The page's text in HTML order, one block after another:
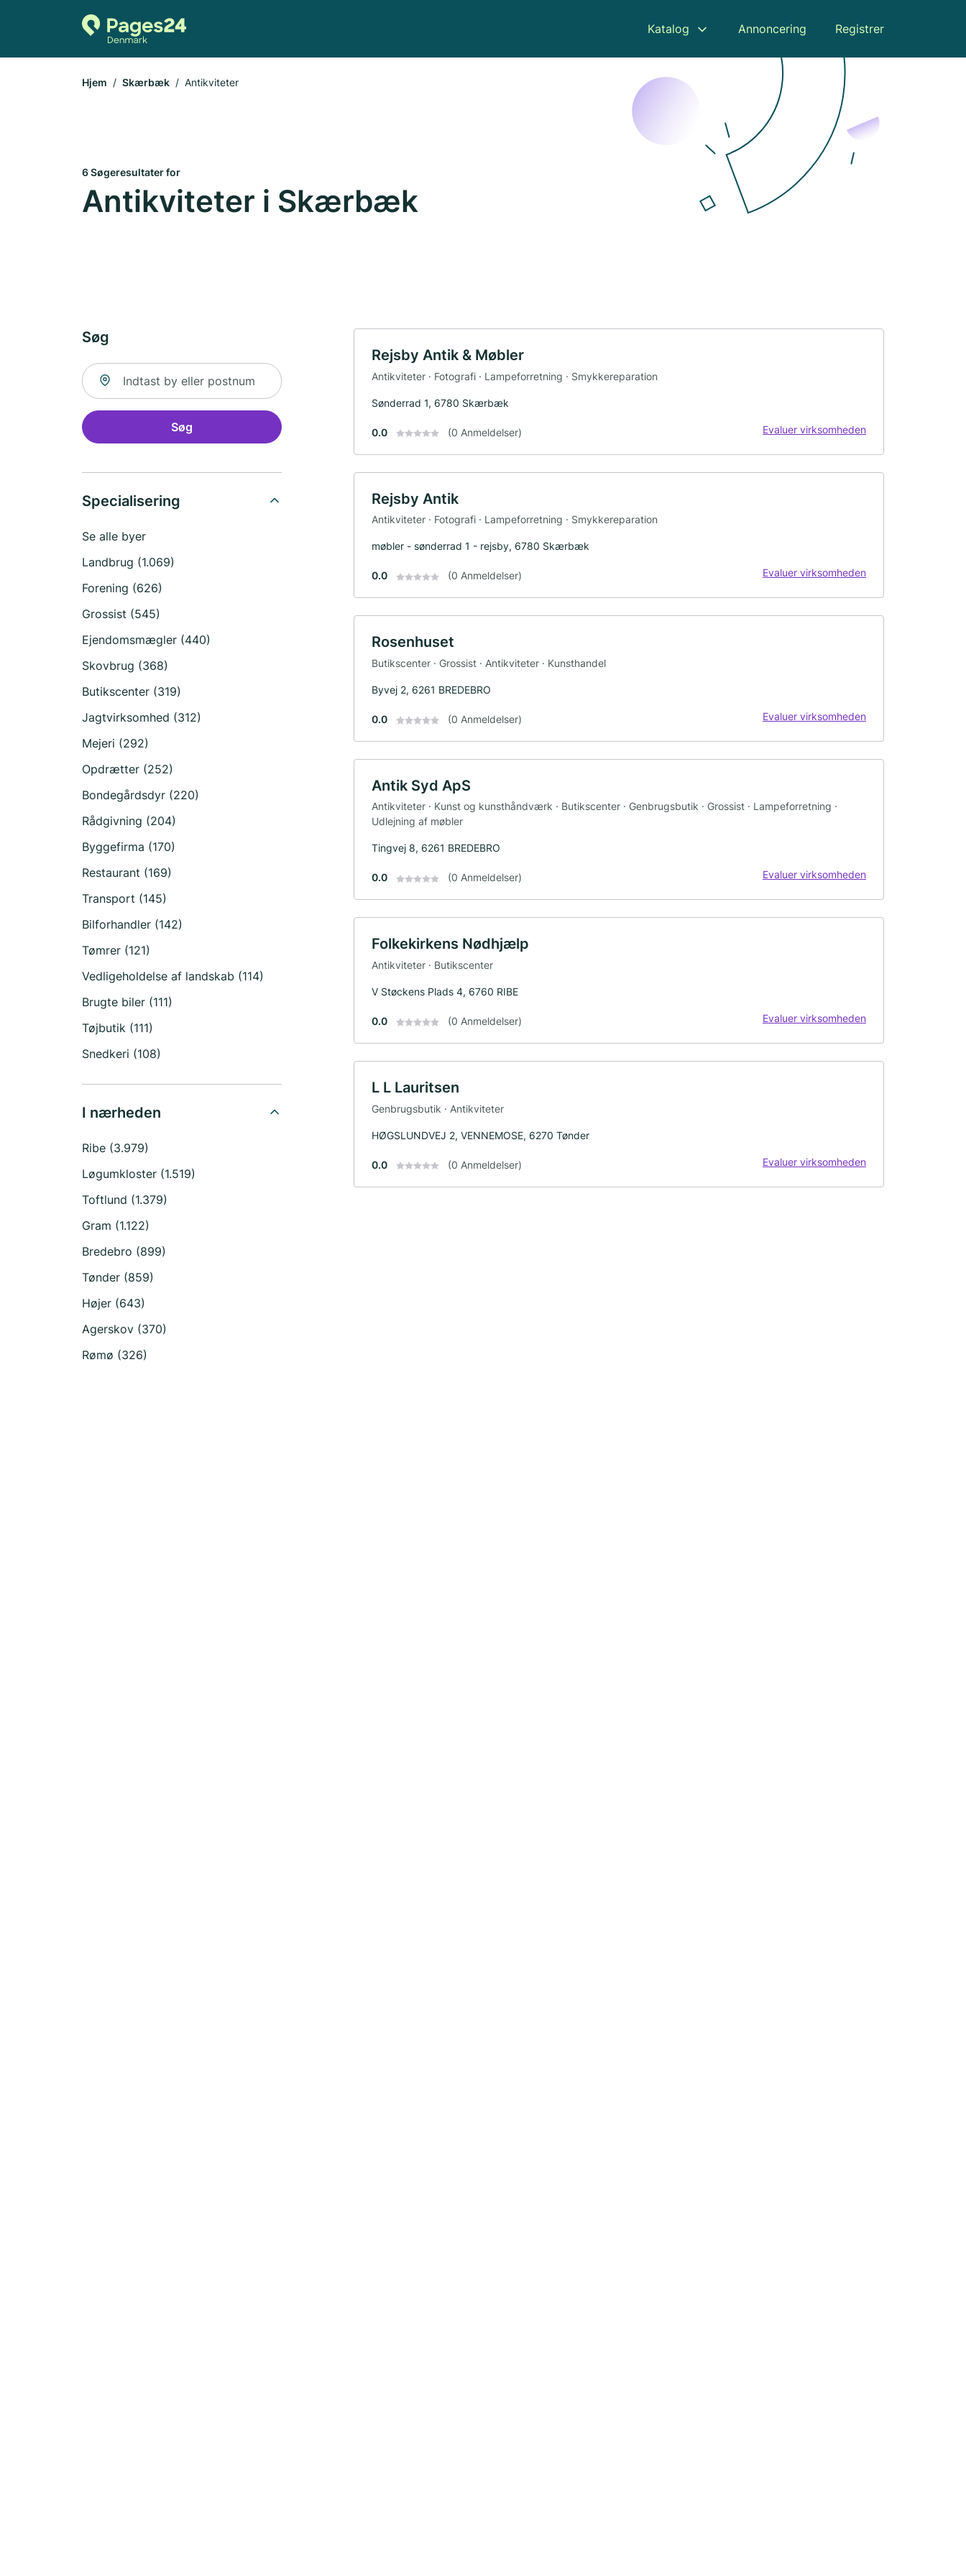
Katalog Annoncering Registrer
Hjem Skærbæk Antikviteter
6 Søgeresultater for
Antikviteter i Skærbæk
Søg
Søg efter sted
Søg
Specialisering
Se alle byer
Landbrug (1.069)
Forening (626)
Grossist (545)
Ejendomsmægler (440)
Skovbrug (368)
Butikscenter (319)
Jagtvirksomhed (312)
Mejeri (292)
Opdrætter (252)
Bondegårdsdyr (220)
Rådgivning (204)
Byggefirma (170)
Restaurant (169)
Transport (145)
Bilforhandler (142)
Tømrer (121)
Vedligeholdelse af landskab (114)
Brugte biler (111)
Tøjbutik (111)
Snedkeri (108)
I nærheden
Ribe (3.979)
Løgumkloster (1.519)
Toftlund (1.379)
Gram (1.122)
Bredebro (899)
Tønder (859)
Højer (643)
Agerskov (370)
Rømø (326)
Rejsby Antik & Møbler
Antikviteter · Fotografi · Lampeforretning · Smykkereparation
Sønderrad 1, 6780 Skærbæk
0.0 (0 Anmeldelser) Evaluer virksomheden
Rejsby Antik
Antikviteter · Fotografi · Lampeforretning · Smykkereparation
møbler - sønderrad 1 - rejsby, 6780 Skærbæk
0.0 (0 Anmeldelser) Evaluer virksomheden
Rosenhuset
Butikscenter · Grossist · Antikviteter · Kunsthandel
Byvej 2, 6261 BREDEBRO
0.0 (0 Anmeldelser) Evaluer virksomheden
Antik Syd ApS
Antikviteter · Kunst og kunsthåndværk · Butikscenter · Genbrugsbutik · Grossist · Lampeforretning ·
Udlejning af møbler
Tingvej 8, 6261 BREDEBRO
0.0 (0 Anmeldelser) Evaluer virksomheden
Folkekirkens Nødhjælp
Antikviteter · Butikscenter
V Støckens Plads 4, 6760 RIBE
0.0 (0 Anmeldelser) Evaluer virksomheden
L L Lauritsen
Genbrugsbutik · Antikviteter
HØGSLUNDVEJ 2, VENNEMOSE, 6270 Tønder
0.0 (0 Anmeldelser) Evaluer virksomheden